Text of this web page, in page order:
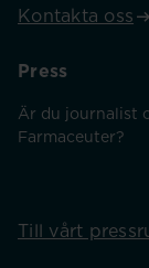
Kontakta oss
Press
Är du journalist
Farmaceuter?
Till vårt